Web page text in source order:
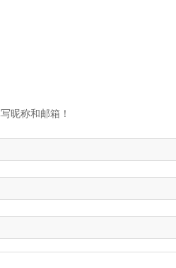
昵称和邮箱！